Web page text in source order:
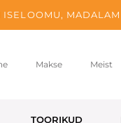
ISELOOMU,
Makse Meist
TOORIKUD